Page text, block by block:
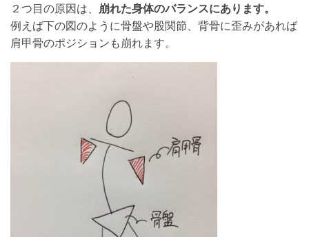
２つ目の原因は、 崩れた身体のバランスにあります。
例えば下の図のように骨盤や股関節、背骨に歪みがあれば
肩甲骨のポジションも崩れます。